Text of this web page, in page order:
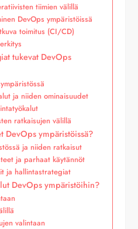
tiimien välillä
DevOps ympäristöissä
toimitus (CI/CD)
tukevat DevOps
ja niiden ominaisuudet
ratkaisujen välillä
DevOps ympäristöissä?
ja niiden ratkaisut
ja parhaat käytännöt
ja hallintastrategiat
DevOps ympäristöihin?
valintaan